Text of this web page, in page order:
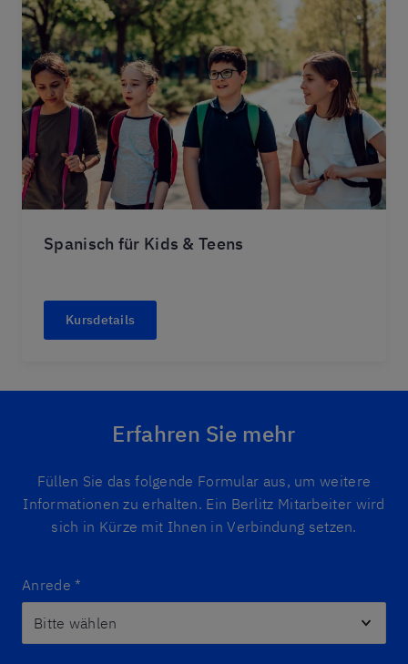
Spanisch für Kids & Teens
Kursdetails
Erfahren Sie mehr
Füllen Sie das folgende Formular aus, um weitere
Informationen zu erhalten. Ein Berlitz Mitarbeiter wird
sich in Kürze mit Ihnen in Verbindung setzen.
Anrede *